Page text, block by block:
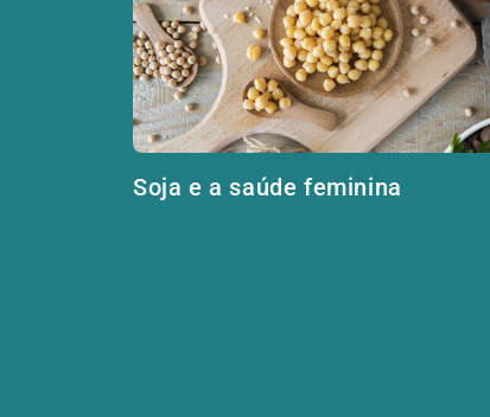
Soja e a saúde feminina